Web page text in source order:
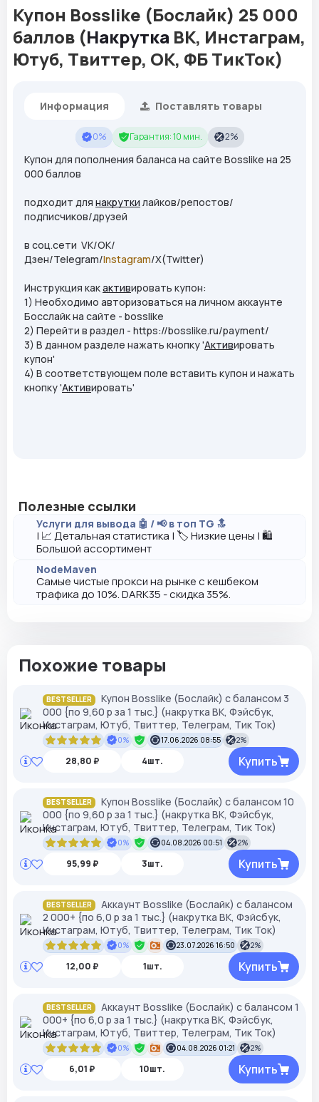
Купон Bosslike (Бослайк) 25 000
баллов (Накрутка ВК, Инстаграм,
Ютуб, Твиттер, ОК, ФБ ТикТок)
Информация Поставлять товары
0% Гарантия: 10 мин. 2%
Купон для пополнения баланса на сайте Bosslike на 25
000 баллов
подходит для накрутки лайков/репостов/
подписчиков/друзей
в соц.сети VK/OK/
Дзен/Telegram/Instagram/X(Twitter)
Инструкция какактивировать купон:
1) Необходимо авторизоваться на личном аккаунте
Босслайк на сайте - bosslike
2) Перейти в раздел - https://bosslike.ru/payment/
3) В данном разделе нажать кнопку 'Активировать
купон'
4) В соответствующем поле вставить купон и нажать
кнопку 'Активировать'
Полезные ссылки
Услуги для вывода 🤖 / 📢 в топ TG 🔝
| 📈 Детальная статистика | 🏷️ Низкие цены | 🛍️
Большой ассортимент
NodeMaven
Самые чистые прокси на рынке с кешбеком
трафика до 10%. DARK35 - скидка 35%.
Похожие товары
BESTSELLER
Купон Bosslike (Бослайк) с балансом 3
000 {по 9,60 р за 1 тыс.} (накрутка ВК, Фэйсбук,
Инстаграм, Ютуб, Твиттер, Телеграм, Тик Ток)
0% 17.06.2026 08:55 2%
28,80 ₽ 4шт. Купить
BESTSELLER
Купон Bosslike (Бослайк) с балансом 10
000 {по 9,60 р за 1 тыс.} (накрутка ВК, Фэйсбук,
Инстаграм, Ютуб, Твиттер, Телеграм, Тик Ток)
0% 04.08.2026 00:51 2%
95,99 ₽ 3шт. Купить
BESTSELLER
Аккаунт Bosslike (Бослайк) с балансом
2 000+ {по 6,0 р за 1 тыс.} (накрутка ВК, Фэйсбук,
Инстаграм, Ютуб, Твиттер, Телеграм, Тик Ток)
0% 23.07.2026 16:50 2%
12,00 ₽ 1шт. Купить
BESTSELLER
Аккаунт Bosslike (Бослайк) с балансом 1
000+ {по 6,0 р за 1 тыс.} (накрутка ВК, Фэйсбук,
Инстаграм, Ютуб, Твиттер, Телеграм, Тик Ток)
0% 04.08.2026 01:21 2%
6,01 ₽ 10шт. Купить